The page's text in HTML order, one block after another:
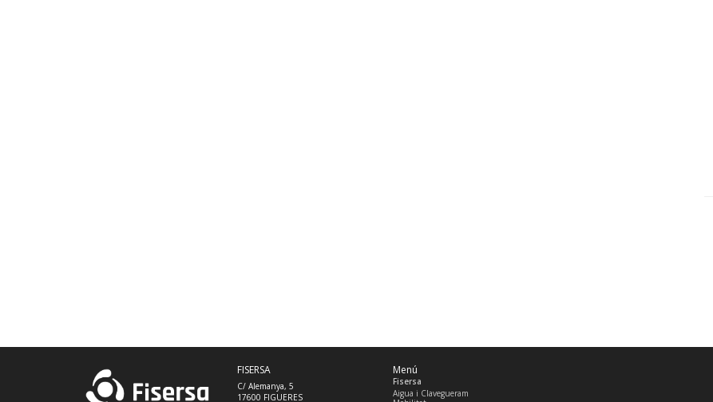
FISERSA
C/ Alemanya, 5
17600 FIGUERES
Menú
Fisersa
Aigua i Clavegueram